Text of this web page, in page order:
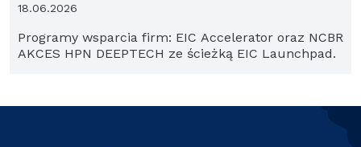
Programy wsparcia firm: EIC Accelerator oraz NCBR
AKCES HPN DEEPTECH ze ścieżką EIC Launchpad.
18.06.2026